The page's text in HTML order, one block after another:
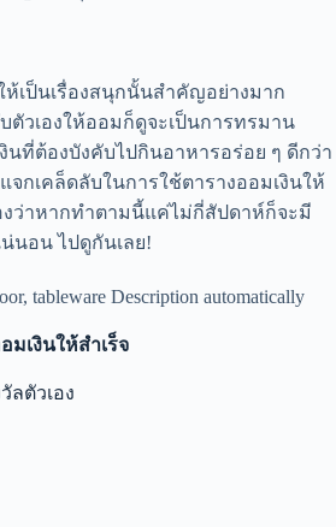
ห้เป็นเรื่องสนุกนั้นสำคัญอย่างมาก
ตัวเองให้ออมก็ดูจะเป็นการทรมาน
งินที่ต้องบังคับไปกินอาหารอร่อย ๆ ดีกว่า
จกเคล็ดลับในการใช้ตารางออมเงินให้
งว่าหากทำตามนี้แค่ไม่กี่สัปดาห์ก็จะมี
นอน ไปดูกันเลย!
มเงินให้สำเร็จ
ลตัวเอง